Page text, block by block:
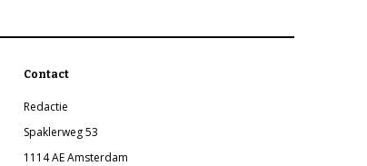
Contact
Redactie
Spaklerweg 53
1114 AE Amsterdam